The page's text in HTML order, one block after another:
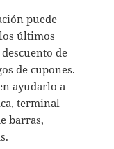
puede
últimos
de
de cupones.
ayudarlo a
terminal
barras,